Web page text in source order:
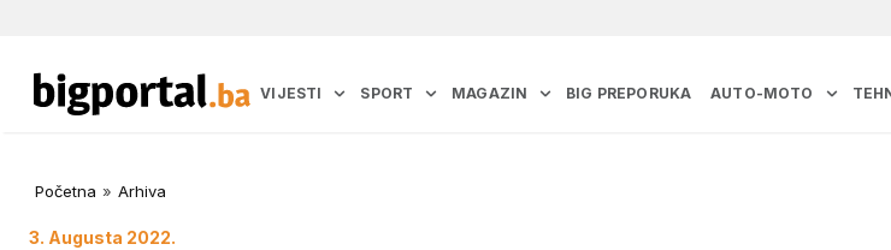
VIJESTI SPORT MAGAZIN BIG PREPORUKA AUTO-MOTO
Početna » Arhiva
3. Augusta 2022.